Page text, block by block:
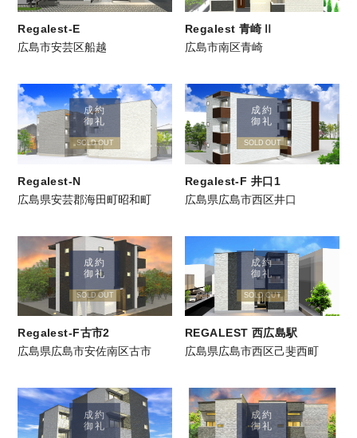
Regalest-E
広島市安芸区船越
Regalest 青崎Ⅱ
広島市南区青崎
成約
御礼
SOLD OUT
Regalest-N
広島県安芸郡海田町昭和町
成約
御礼
SOLD OUT
Regalest-F 井口1
広島県広島市西区井口
成約
御礼
SOLD OUT
Regalest-F古市2
広島県広島市安佐南区古市
成約
御礼
SOLD OUT
REGALEST 西広島駅
広島県広島市西区己斐西町
成約
御礼
成約
御礼